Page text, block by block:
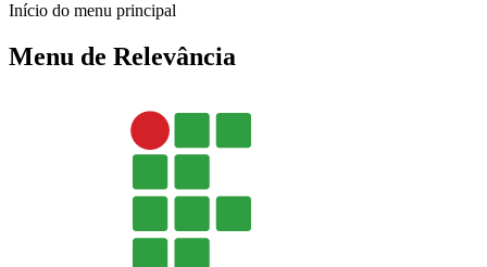
Início do menu principal
Menu de Relevância